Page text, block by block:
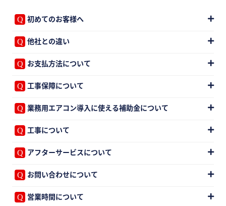
初めてのお客様へ
他社との違い
お支払方法について
工事保障について
業務用エアコン導入に使える補助金について
工事について
アフターサービスについて
お問い合わせについて
営業時間について